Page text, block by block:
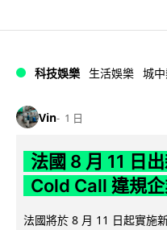
科技娛樂 生活娛樂 城
Vin 1 日
法國 8 月 11 日
Cold Call 違規
法國將於 8 月 11 日起實施